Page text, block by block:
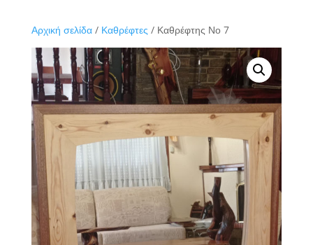
Αρχική σελίδα/ Καθρέφτες / Καθρέφτης Νο 7